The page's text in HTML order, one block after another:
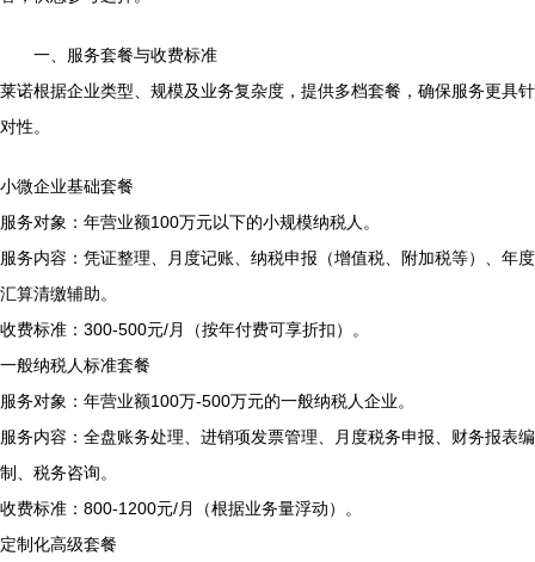
一、服务套餐与收费标准
莱诺根据企业类型、规模及业务复杂度，提供多档套餐，确保服务更具针
对性。
小微企业基础套餐
服务对象：年营业额100万元以下的小规模纳税人。
服务内容：凭证整理、月度记账、纳税申报（增值税、附加税等）、年度
汇算清缴辅助。
收费标准：300-500元/月（按年付费可享折扣）。
一般纳税人标准套餐
服务对象：年营业额100万-500万元的一般纳税人企业。
服务内容：全盘账务处理、进销项发票管理、月度税务申报、财务报表编
制、税务咨询。
收费标准：800-1200元/月（根据业务量浮动）。
定制化高级套餐